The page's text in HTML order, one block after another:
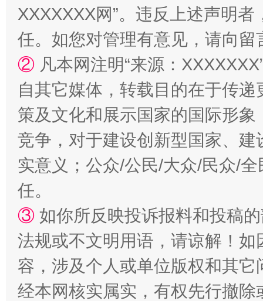
国家大学科技园优化重塑工作
扯下公款旅游的“隐身衣” 如何以
XXXXXXX网”。违反上述声明
任。如您对管理有意见，请向
② 凡本网注明“来源：
自其它媒体，转载目的在于传
策及文化和展示国家的国际形
竞争，对于建设创新型国家、
实意义；公众/公民/大众/民众/
任。
③ 如你所反映投诉报料和投稿
法规或不文明用语，请谅解！
容，涉及个人或单位版权和其它
经本网核实属实，有权先行撤